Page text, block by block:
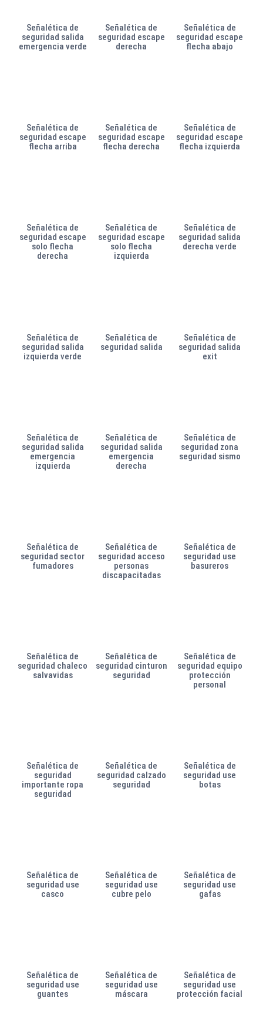
Señalética de
seguridad salida
emergencia verde
Señalética de
seguridad escape
derecha
Señalética de
seguridad escape
flecha abajo
Señalética de
seguridad escape
flecha arriba
Señalética de
seguridad escape
flecha derecha
Señalética de
seguridad escape
flecha izquierda
Señalética de
seguridad escape
solo flecha
derecha
Señalética de
seguridad escape
solo flecha
izquierda
Señalética de
seguridad salida
derecha verde
Señalética de
seguridad salida
izquierda verde
Señalética de
seguridad salida
Señalética de
seguridad salida
exit
Señalética de
seguridad salida
emergencia
izquierda
Señalética de
seguridad salida
emergencia
derecha
Señalética de
seguridad zona
seguridad sismo
Señalética de
seguridad sector
fumadores
Señalética de
seguridad acceso
personas
discapacitadas
Señalética de
seguridad use
basureros
Señalética de
seguridad chaleco
salvavidas
Señalética de
seguridad cinturon
seguridad
Señalética de
seguridad equipo
protección
personal
Señalética de
seguridad
importante ropa
seguridad
Señalética de
seguridad calzado
seguridad
Señalética de
seguridad use
botas
Señalética de
seguridad use
casco
Señalética de
seguridad use
cubre pelo
Señalética de
seguridad use
gafas
Señalética de
seguridad use
guantes
Señalética de
seguridad use
máscara
Señalética de
seguridad use
protección facial